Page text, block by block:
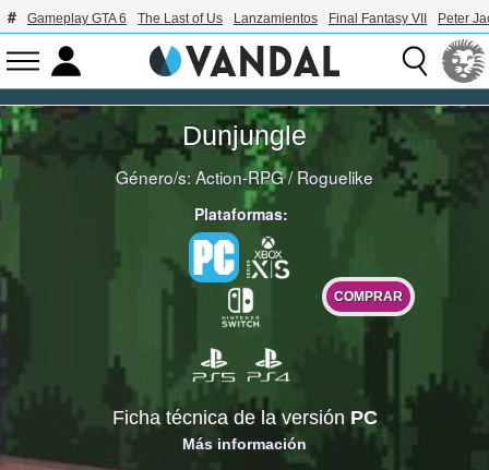
Gameplay GTA 6 The Last of Us Lanzamientos Final Fantasy VII Peter
Dunjungle
Género/s:Action-RPG/Roguelike
Plataformas:
COMPRAR
Ficha técnica de la versión PC
Más información